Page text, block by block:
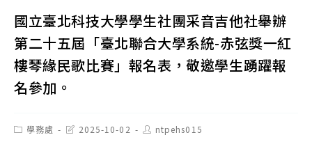
國立臺北科技大學學生社團采音吉他社舉辦
第二十五屆「臺北聯合大學系統-赤弦獎一紅
樓琴緣民歌比賽」報名表，敬邀學生踴躍報
名參加。
Post學務處
Post2025-10-02
Post
author:
ntpehs015